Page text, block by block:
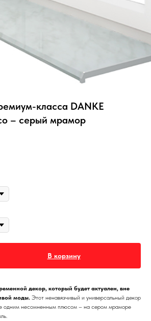
класса DANKE
– серый мрамор
В корзину
декор, который будет актуален, вне
моды. Этот ненавязчивый и универсальный декор
одним несомненным плюсом – на сером мраморе